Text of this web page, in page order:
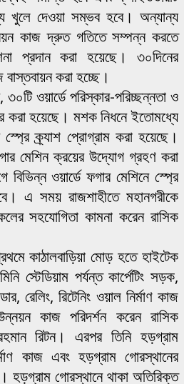
খুলে দেওয়া সম্ভব হবে। অন্যান্য
কাজ দ্রুত গতিতে সম্পন্ন করতে
প্রদান করা হয়েছে। ৩০দিনের
বাস্তবায়ন করা হচ্ছে।
ওয়ার্ডে পরিস্কার-পরিচ্ছন্নতা ও
করা হয়েছে। মশক নিধনে ইতোমধ্যে
স্প্রে ক্র্যাশ প্রোগ্রাম করা হয়েছে।
মেশিন ক্রয়ের উদ্যোগ গ্রহণ করা
ওয়ার্ডে ফগার মেশিনে স্প্রে
এ সময় রাজশাহীতে মহানগরীকে
সহযোগিতা কামনা করেন রাসিক
কাঠালবাড়িয়া মোড় হতে হাইটেক
স্টেডিয়াম পর্যন্ত কার্পেটিং সড়ক,
রেলিং, রিটেনিং ওয়াল নির্মাণ কাজ
কাজ পরিদর্শন করেন রাসিক
রিটন। এরপর তিনি হড়গ্রাম
কাজ এবং হড়গ্রাম গোরস্থানের
হড়গ্রাম গোরস্থানে থাকা অতিরিক্ত